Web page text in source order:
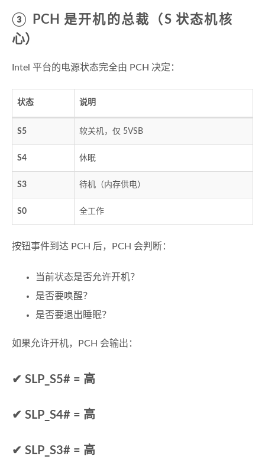
③ PCH 是开机的总裁（S 状态机核
心）
Intel 平台的电源状态完全由 PCH 决定：
状态 说明
S5 软关机，仅 5VSB
S4 休眠
S3 待机（内存供电）
S0 全工作
按钮事件到达 PCH 后，PCH 会判断：
当前状态是否允许开机？
是否要唤醒？
是否要退出睡眠？
如果允许开机，PCH 会输出：
✔ SLP_S5# = 高
✔ SLP_S4# = 高
✔ SLP_S3# = 高